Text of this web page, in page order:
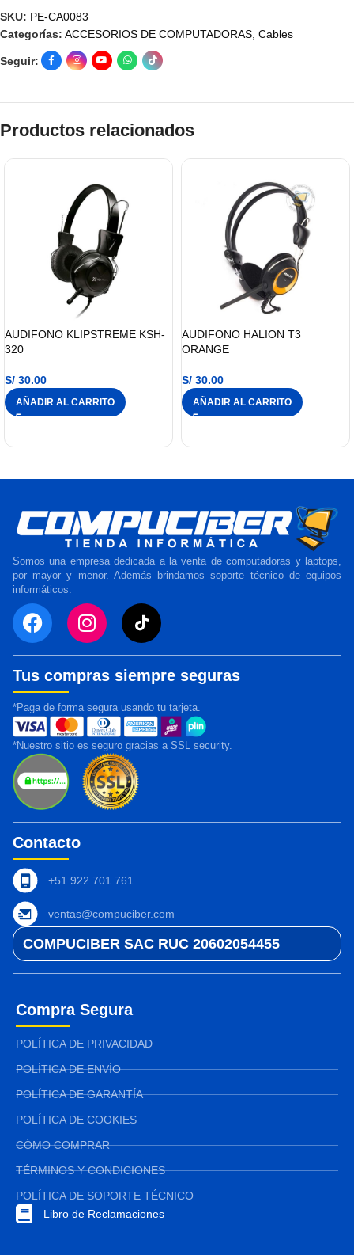
SKU: PE-CA0083
Categorías: ACCESORIOS DE COMPUTADORAS, Cables
Seguir:
Productos relacionados
AUDIFONO KLIPSTREME KSH-
320
S/ 30.00
AÑADIR AL CARRITO
AUDIFONO HALION T3
ORANGE
S/ 30.00
AÑADIR AL CARRITO
Somos una empresa dedicada a la venta de computadoras y laptops,
por mayor y menor. Además brindamos soporte técnico de equipos
informáticos.
Tus compras siempre seguras
*Paga de forma segura usando tu tarjeta.
*Nuestro sitio es seguro gracias a SSL security.
Contacto
+51 922 701 761
ventas@compuciber.com
COMPUCIBER SAC RUC 20602054455
Compra Segura
POLÍTICA DE PRIVACIDAD
POLÍTICA DE ENVÍO
POLÍTICA DE GARANTÍA
POLÍTICA DE COOKIES
CÓMO COMPRAR
TÉRMINOS Y CONDICIONES
POLÍTICA DE SOPORTE TÉCNICO
Libro de Reclamaciones